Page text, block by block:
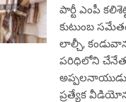
పార్టీ ఎంపీ
కుటుంబ
లాల్చీ,
పరిధిలోని చేనేత
ప్రత్యేక